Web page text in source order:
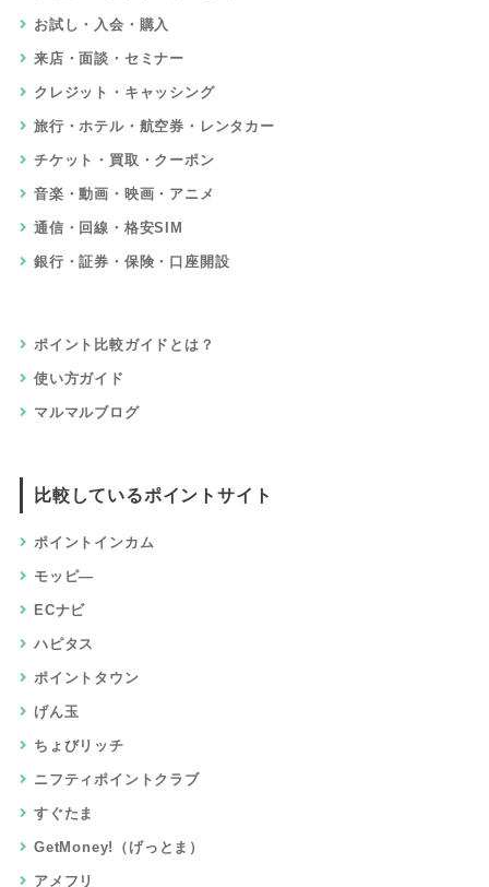
お試し・入会・購入
来店・面談・セミナー
クレジット・キャッシング
旅行・ホテル・航空券・レンタカー
チケット・買取・クーポン
音楽・動画・映画・アニメ
通信・回線・格安SIM
銀行・証券・保険・口座開設
ポイント比較ガイドとは？
使い方ガイド
マルマルブログ
比較しているポイントサイト
ポイントインカム
モッピ―
ECナビ
ハピタス
ポイントタウン
げん玉
ちょびリッチ
ニフティポイントクラブ
すぐたま
GetMoney!（げっとま）
アメフリ